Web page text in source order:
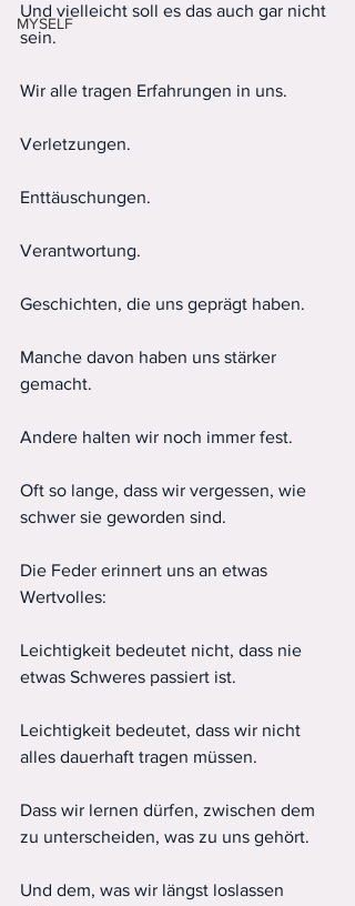
MYSELF
Und vielleicht soll es das auch gar nicht
sein.
Wir alle tragen Erfahrungen in uns.
Verletzungen.
Enttäuschungen.
Verantwortung.
Geschichten, die uns geprägt haben.
Manche davon haben uns stärker
gemacht.
Andere halten wir noch immer fest.
Oft so lange, dass wir vergessen, wie
schwer sie geworden sind.
Die Feder erinnert uns an etwas
Wertvolles:
Leichtigkeit bedeutet nicht, dass nie
etwas Schweres passiert ist.
Leichtigkeit bedeutet, dass wir nicht
alles dauerhaft tragen müssen.
Dass wir lernen dürfen, zwischen dem
zu unterscheiden, was zu uns gehört.
Und dem, was wir längst loslassen